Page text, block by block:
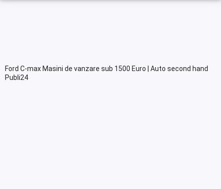
Ford C-max Masini de vanzare sub 1500 Euro | Auto second hand
Publi24